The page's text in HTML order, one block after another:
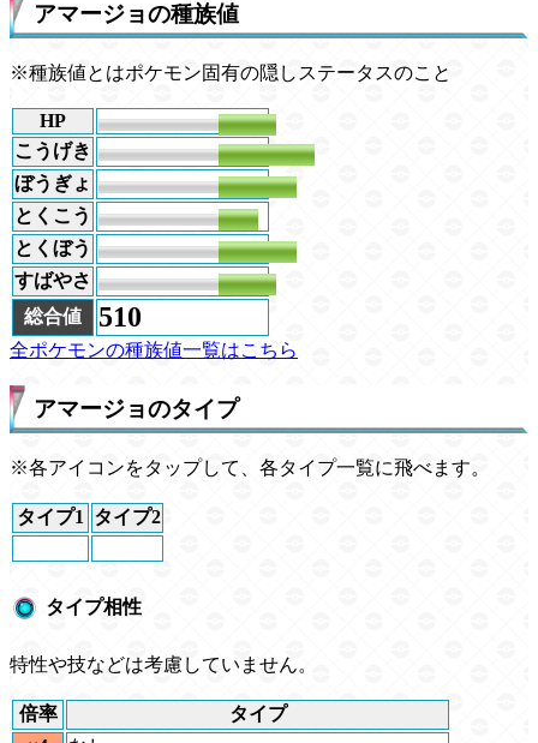
アマージョの種族値
※種族値とはポケモン固有の隠しステータスのこと
HP
72
こうげき
120
ぼうぎょ
98
とくこう
50
とくぼう
98
すばやさ
72
総合値
510
全ポケモンの種族値一覧はこちら
アマージョのタイプ
※各アイコンをタップして、各タイプ一覧に飛べます。
タイプ1 タイプ2
タイプ相性
特性や技などは考慮していません。
倍率
タイプ